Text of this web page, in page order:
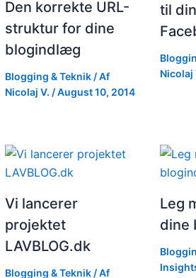
Den korrekte URL-
struktur for dine
blogindlæg
Blogging & Teknik / Af
Nicolaj V. /August 10, 2014
til
Nicolaj
Vi lancerer
projektet
LAVBLOG.dk
Blogging & Teknik / Af
Leg
dine